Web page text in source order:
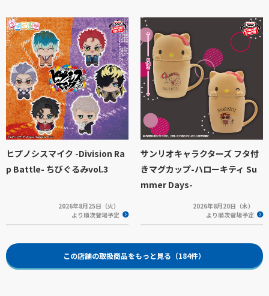
ヒプノシスマイク -Division Ra
p Battle- ちびぐるみvol.3
2026年8月25日（火）
より順次登場予定
サンリオキャラクターズ フタ付
きマグカップ-ハローキティ Su
mmer Days-
2026年8月20日（木）
より順次登場予定
この店舗の取扱商品をもっと見る（184件）